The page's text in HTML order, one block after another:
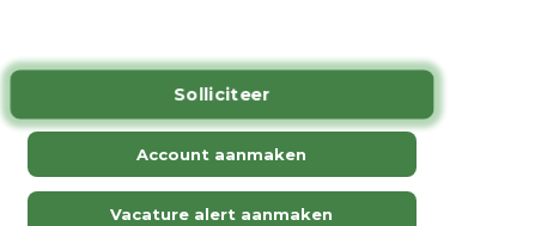
Solliciteer
Account aanmaken
Vacature alert aanmaken